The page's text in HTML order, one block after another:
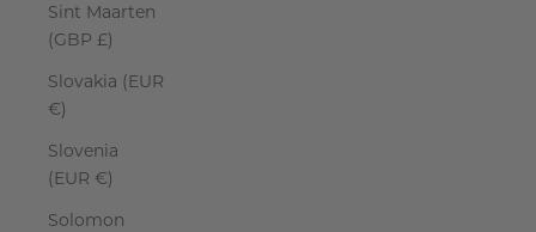
Sint Maarten
(GBP £)
Slovakia (EUR
€)
Slovenia
(EUR €)
Solomon